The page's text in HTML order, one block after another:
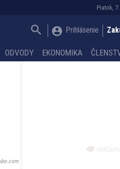
Piatok,
Prihlásenie
ODVODY EKONOMIKA